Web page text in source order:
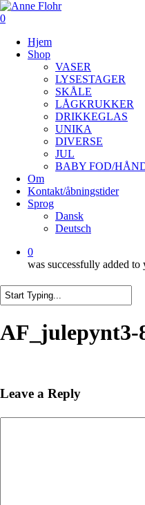
Skip
to
content
0
Hjem
Shop
VASER
LYSESTAGER
SKÅLE
LÅGKRUKKER
DRIKKEGLAS
UNIKA
DIVERSE
JUL
BABY FOD/
Om
Kontakt/åbningstider
Sprog
Dansk
Deutsch
0
was successfully added to
Search
AF_julepynt3-
Leave a Reply